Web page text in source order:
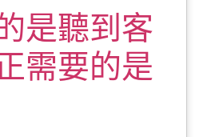
是聽到客
需要的是